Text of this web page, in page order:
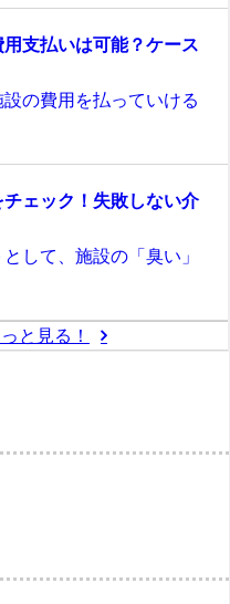
支払いは可能？ケース
の費用を払っていける
ェック！失敗しない介
して、施設の「臭い」
と見る！